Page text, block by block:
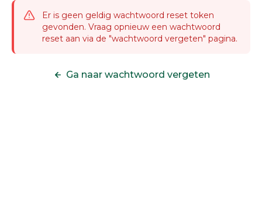
Er is geen geldig wachtwoord reset token
gevonden. Vraag opnieuw een wachtwoord
reset aan via de "wachtwoord vergeten" pagina.
Ga naar wachtwoord vergeten